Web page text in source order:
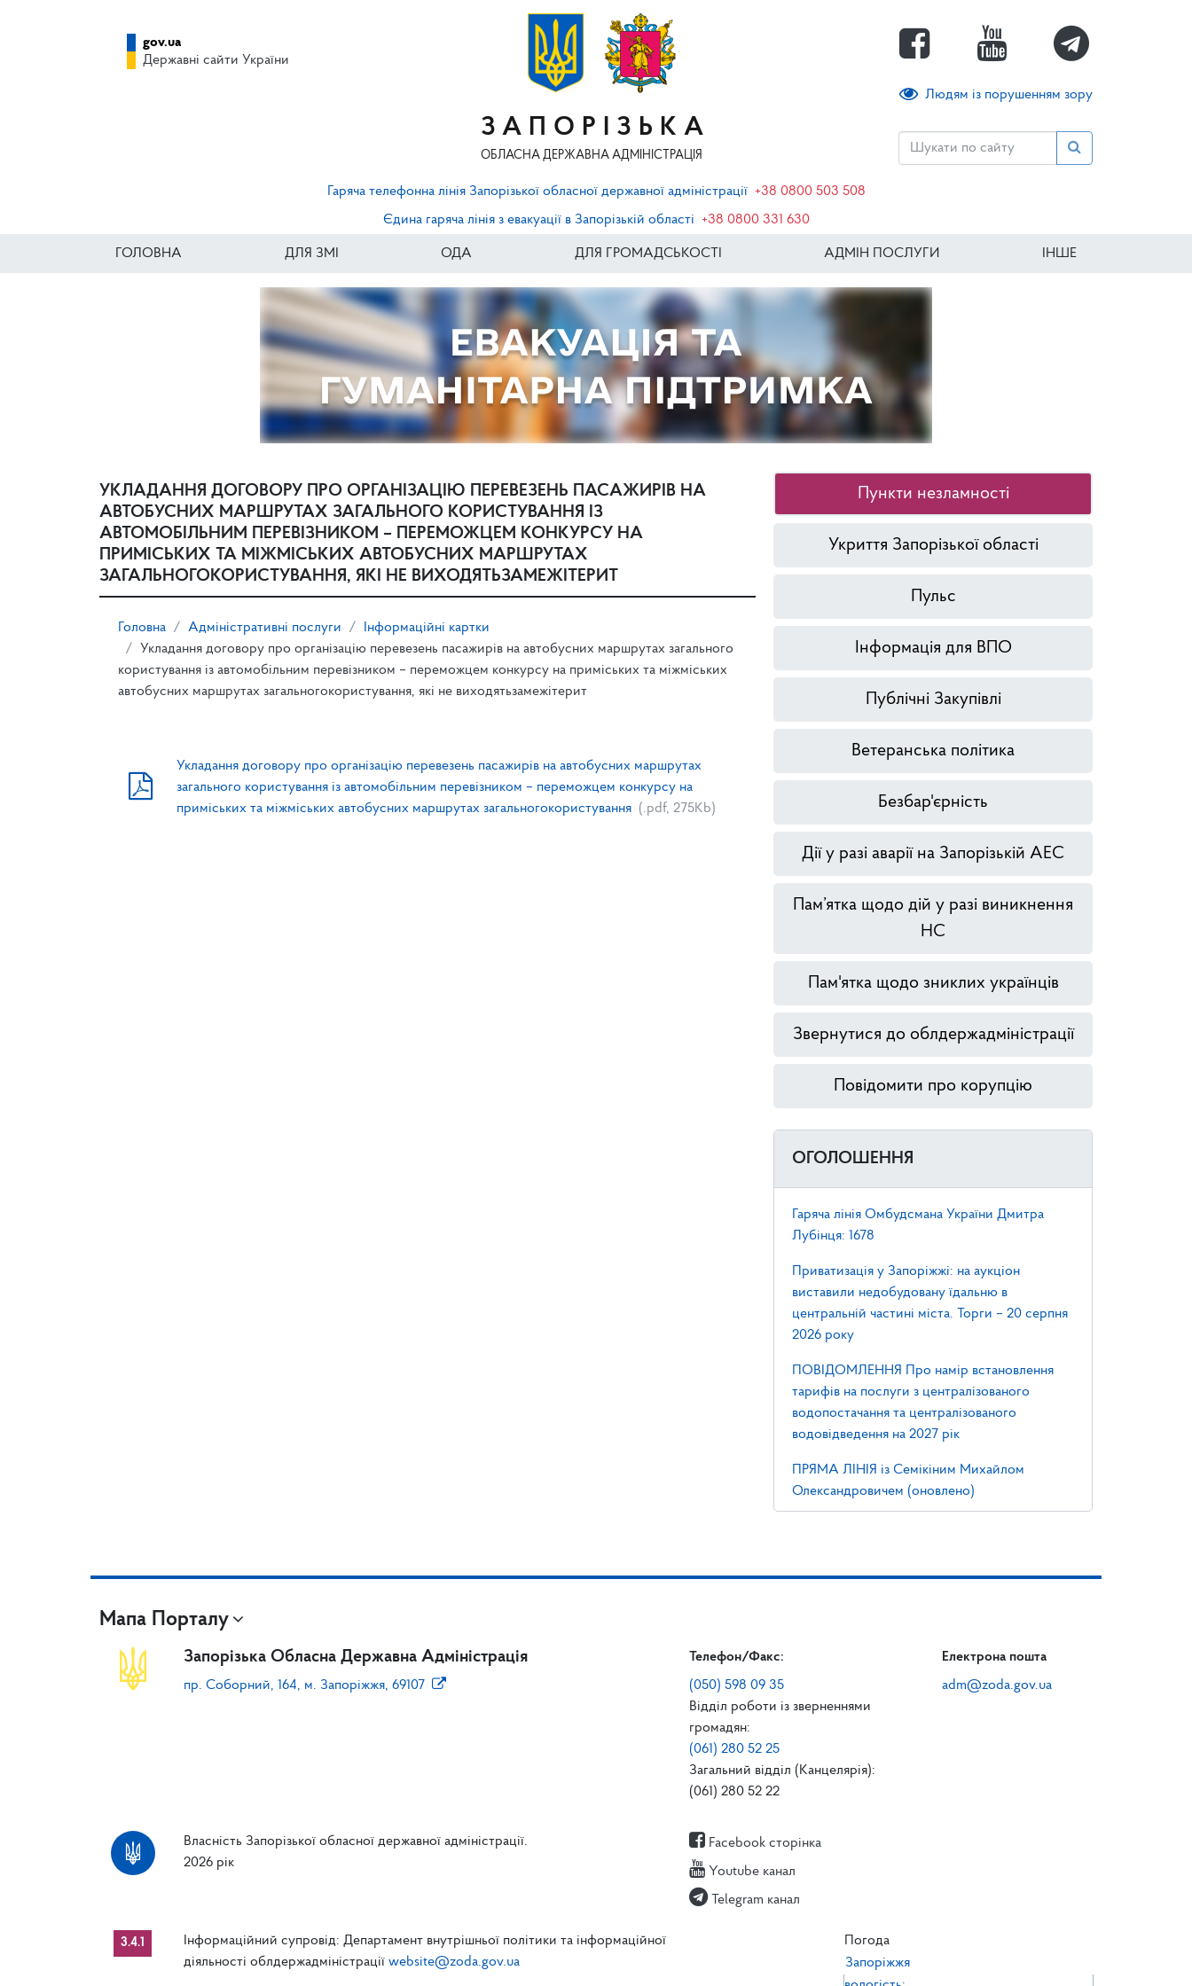
ЗАПОРІЗЬКА
ОБЛАСНА ДЕРЖАВНА АДМІНІСТРАЦІЯ
Людям із порушенням зору
gov.ua
Державні сайти України
Гаряча телефонна лінія Запорізької обласної державної адміністрації +38 0800 503 508
Єдина гаряча лінія з евакуації в Запорізькій області
+38 0800 331 630
ГОЛОВНА ДЛЯ ЗМІ ОДА ДЛЯ ГРОМАДСЬКОСТІ АДМІН ПОСЛУГИ ІНШЕ
УКЛАДАННЯ ДОГОВОРУ ПРО ОРГАНІЗАЦІЮ ПЕРЕВЕЗЕНЬ ПАСАЖИРІВ НА
АВТОБУСНИХ МАРШРУТАХ ЗАГАЛЬНОГО КОРИСТУВАННЯ ІЗ
АВТОМОБІЛЬНИМ ПЕРЕВІЗНИКОМ – ПЕРЕМОЖЦЕМ КОНКУРСУ НА
ПРИМІСЬКИХ ТА МІЖМІСЬКИХ АВТОБУСНИХ МАРШРУТАХ
ЗАГАЛЬНОГОКОРИСТУВАННЯ, ЯКІ НЕ ВИХОДЯТЬЗАМЕЖІТЕРИТ
Головна Адміністративні послуги
Інформаційні картки
Укладання договору про організацію перевезень пасажирів на автобусних маршрутах загального
користування із автомобільним перевізником – переможцем конкурсу на приміських та міжміських
автобусних маршрутах загальногокористування, які не виходятьзамежітерит
Укладання договору про організацію перевезень пасажирів на автобусних маршрутах
загального користування із автомобільним перевізником – переможцем конкурсу на
приміських та міжміських автобусних маршрутах загальногокористування (.pdf, 275Kb)
Пункти незламності
Укриття Запорізької області
Пульс
Інформація для ВПО
Публічні Закупівлі
Ветеранська політика
Безбар'єрність
Дії у разі аварії на Запорізькій АЕС
Пам’ятка щодо дій у разі виникнення
НС
Пам'ятка щодо зниклих українців
Звернутися до облдержадміністрації
Повідомити про корупцію
ОГОЛОШЕННЯ
Гаряча лінія Омбудсмана України Дмитра
Лубінця: 1678
Приватизація у Запоріжжі: на аукціон
виставили недобудовану їдальню в
центральній частині міста. Торги – 20 серпня
2026 року
ПОВІДОМЛЕННЯ Про намір встановлення
тарифів на послуги з централізованого
водопостачання та централізованого
водовідведення на 2027 рік
ПРЯМА ЛІНІЯ із Семікіним Михайлом
Олександровичем (оновлено)
Мапа Порталу
Запорізька Обласна Державна Адміністрація
пр. Соборний, 164, м. Запоріжжя, 69107
Телефон/Факс:
(050) 598 09 35
Відділ роботи із зверненнями
громадян:
(061) 280 52 25
Загальний відділ (Канцелярія):
(061) 280 52 22
Електрона пошта
adm@zoda.gov.ua
Власність Запорізької обласної державної адміністрації.
2026 рік
Facebook сторінка
Youtube канал
Telegram канал
3.4.1
Інформаційний супровід: Департамент внутрішньої політики та інформаційної
діяльності облдержадміністрації website@zoda.gov.ua
Погода
Запоріжжя